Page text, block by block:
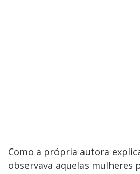
Como a própria autora
observava aquelas mulheres